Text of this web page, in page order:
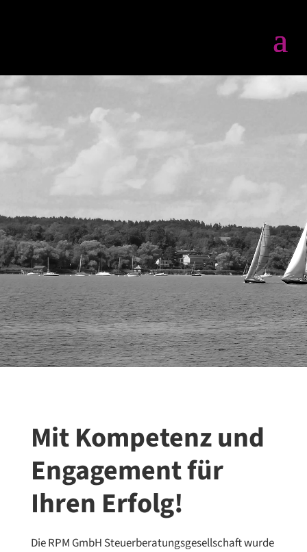
Video-
Mit Kompetenz und
Engagement für
Ihren Erfolg!
Die RPM GmbH Steuerberatungsgesellschaft wurde